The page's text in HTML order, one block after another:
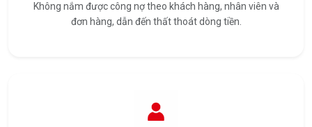
Không nắm được công nợ theo khách hàng, nhân viên và
đơn hàng, dẫn đến thất thoát dòng tiền.